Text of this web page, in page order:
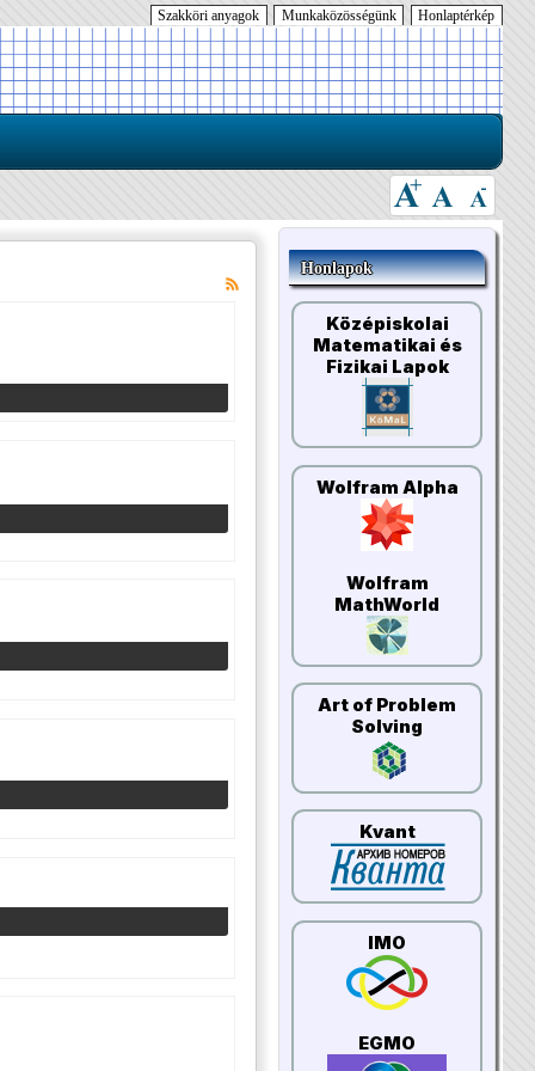
Honlaptérkép
Munkaközösségünk
Szakköri anyagok
Honlapok
Középiskolai
Matematikai és
Fizikai Lapok
Wolfram Alpha
Wolfram
MathWorld
Art of Problem
Solving
Kvant
IMO
EGMO